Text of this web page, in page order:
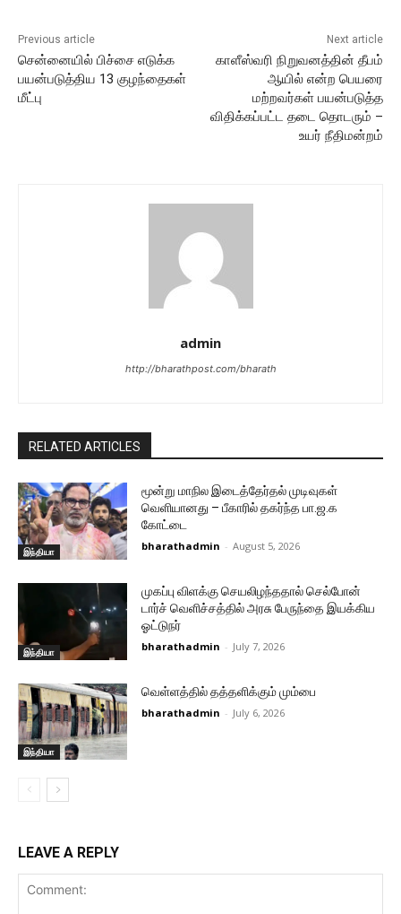
Previous article
சென்னையில் பிச்சை எடுக்க
பயன்படுத்திய 13 குழந்தைகள்
மீட்பு
Next article
காளீஸ்வரி நிறுவனத்தின் தீபம்
ஆயில் என்ற பெயரை
மற்றவர்கள் பயன்படுத்த
விதிக்கப்பட்ட தடை தொடரும் –
உயர் நீதிமன்றம்
admin
http://bharathpost.com/bharath
RELATED ARTICLES
இந்தியா
மூன்று மாநில இடைத்தேர்தல் முடிவுகள்
வெளியானது – பீகாரில் தகர்ந்த பா.ஜ.க
கோட்டை
bharathadmin - August 5, 2026
இந்தியா
முகப்பு விளக்கு செயலிழந்ததால் செல்போன்
டார்ச் வெளிச்சத்தில் அரசு பேருந்தை இயக்கிய
ஓட்டுநர்
bharathadmin - July 7, 2026
இந்தியா
வெள்ளத்தில் தத்தளிக்கும் மும்பை
bharathadmin - July 6, 2026
LEAVE A REPLY